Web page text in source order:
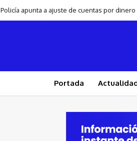
Policía apunta a ajuste de cuentas por
Portada